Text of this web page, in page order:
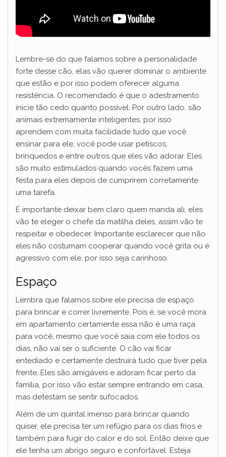
Lembre-se do que falamos sobre a personalidade
forte desse cão, elas vão querer dominar o ambiente
que estão e por isso podem oferecer alguma
resistência. O recomendado é que o adestramento
inicie tão cedo quanto possível. Por outro lado, são
animais extremamente inteligentes, por isso
aprendem com muita facilidade tudo que você
ensinar para ele, você pode usar petiscos,
brinquedos e entre outros que eles vão adorar. Eles
são muito estimulados quando vocês fazem uma
festa para eles depois de cumprirem corretamente
uma tarefa.
É importante deixar bem claro quem manda ali, eles
vão te eleger o chefe da matilha deles, assim vão te
respeitar e obedecer. Importante esclarecer que não
eles não costumam cooperar quando você grita ou é
agressivo com ele, por isso seja carinhoso.
Espaço
Lembra que falamos sobre ele precisa de espaço
para brincar e correr livremente. Pois é, se você mora
em apartamento certamente essa não é uma raça
para você, mesmo que você saia com ele todos os
dias, não vai ser o suficiente. O cão vai ficar
entediado e certamente destruirá tudo que tiver pela
frente. Eles são amigáveis e adoram ficar perto da
família, por isso vão estar sempre entrando em casa,
mas detestam se sentir sufocados.
Além de um quintal imenso para brincar quando
quiser, ele precisa ter um refúgio para os dias frios e
também para fugir do calor e do sol. Então deixe que
ele tenha um abrigo seguro e confortável. Esteja